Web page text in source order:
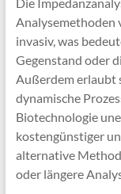
Analysemethoden
invasiv, was
Gegenstand oder
Außerdem erlaubt
dynamische
Biotechnologie
kostengünstiger
alternative
oder längere